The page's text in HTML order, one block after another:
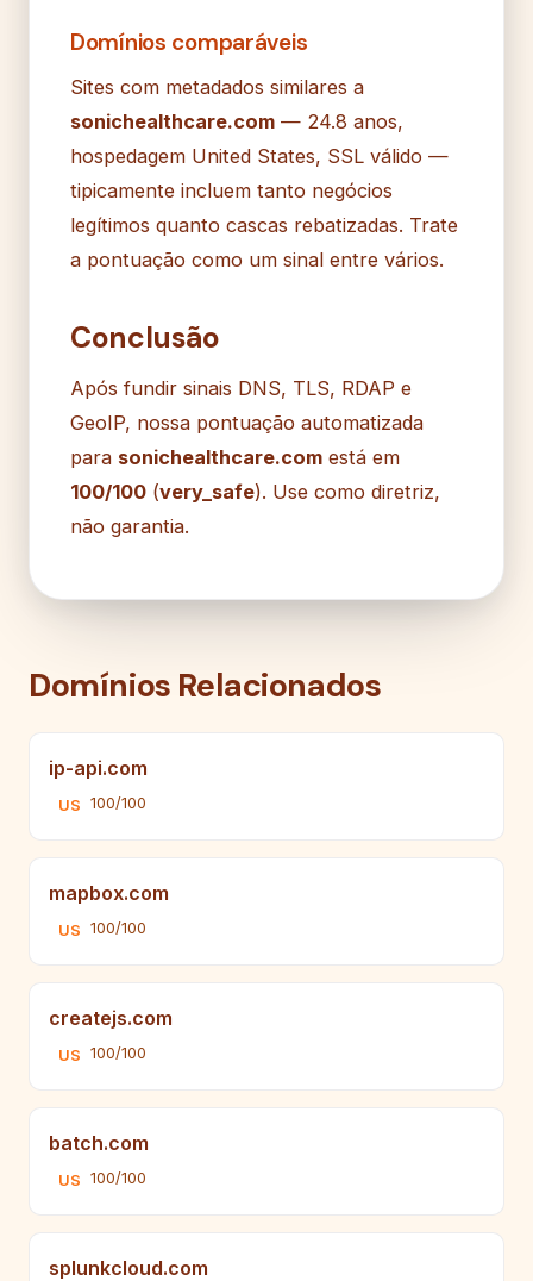
Domínios comparáveis
Sites com metadados similares a
sonichealthcare.com — 24.8 anos,
hospedagem United States, SSL válido —
tipicamente incluem tanto negócios
legítimos quanto cascas rebatizadas. Trate
a pontuação como um sinal entre vários.
Conclusão
Após fundir sinais DNS, TLS, RDAP e
GeoIP, nossa pontuação automatizada
para sonichealthcare.com está em
100/100 (very_safe). Use como diretriz,
não garantia.
Domínios Relacionados
ip-api.com
US 100/100
mapbox.com
US 100/100
createjs.com
US 100/100
batch.com
US 100/100
splunkcloud.com